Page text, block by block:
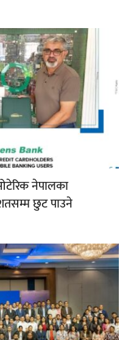
नेपालका
छुट पाउने